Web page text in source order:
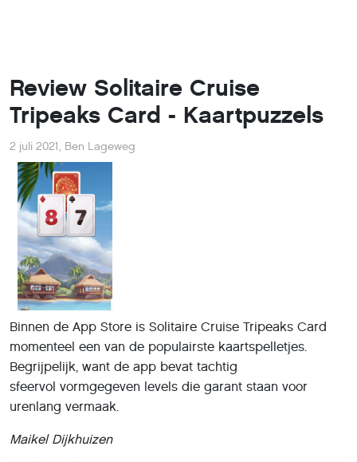
Review Solitaire Cruise
Tripeaks Card - Kaartpuzzels
2 juli 2021, Ben Lageweg
Binnen de App Store is Solitaire Cruise Tripeaks Card
momenteel een van de populairste kaartspelletjes.
Begrijpelijk, want de app bevat tachtig
sfeervol vormgegeven levels die garant staan voor
urenlang vermaak.
Maikel Dijkhuizen